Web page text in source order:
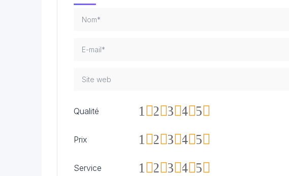
Qualité 5
4
3
2
1
Prix 5
4
3
2
1
Service 5
4
3
2
1